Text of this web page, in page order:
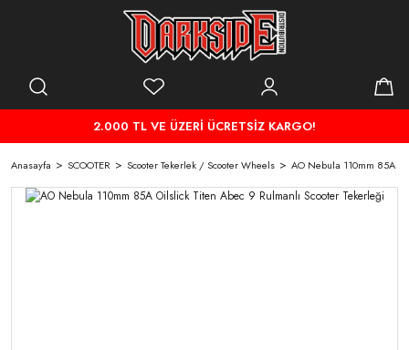
2.000 TL VE ÜZERİ ÜCRETSİZ KARGO!
Anasayfa SCOOTER Scooter Tekerlek / Scooter Wheels AO Nebula 110mm 85A